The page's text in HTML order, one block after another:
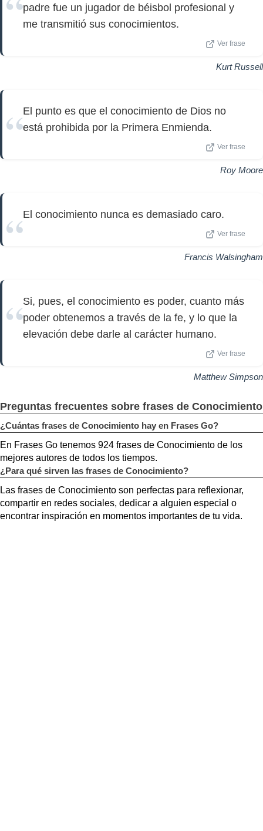
padre fue un jugador de béisbol profesional y
me transmitió sus conocimientos.
Ver frase
Kurt Russell
El punto es que el conocimiento de Dios no
está prohibida por la Primera Enmienda.
Ver frase
Roy Moore
El conocimiento nunca es demasiado caro.
Ver frase
Francis Walsingham
Si, pues, el conocimiento es poder, cuanto más
poder obtenemos a través de la fe, y lo que la
elevación debe darle al carácter humano.
Ver frase
Matthew Simpson
Preguntas frecuentes sobre frases de Conocimiento
¿Cuántas frases de Conocimiento hay en Frases Go?
En Frases Go tenemos 924 frases de Conocimiento de los
mejores autores de todos los tiempos.
¿Para qué sirven las frases de Conocimiento?
Las frases de Conocimiento son perfectas para reflexionar,
compartir en redes sociales, dedicar a alguien especial o
encontrar inspiración en momentos importantes de tu vida.